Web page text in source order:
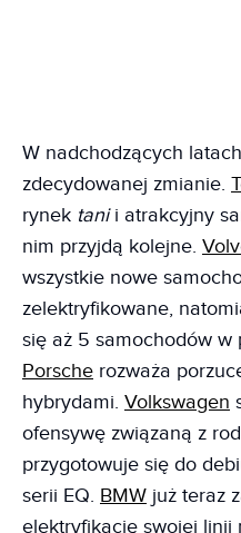
W nadchodzących
zdecydowanej zmianie.
rynek tanii atrakcyjny
nim przyjdą kolejne.
wszystkie nowe
zelektryfikowane,
się aż 5 samochodów w
Porsche rozważa
hybrydami. Volkswagen
ofensywę związaną z
przygotowuje się do
serii EQ. BMW już teraz
elektryfikację swojej linii